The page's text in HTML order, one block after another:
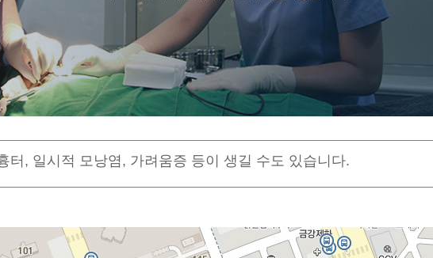
, 일시적 모낭염, 가려움증 등이 생길 수도 있습니다.